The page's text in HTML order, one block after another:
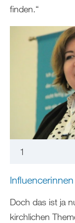
finden.“
1
Doch das ist ja
kirchlichen